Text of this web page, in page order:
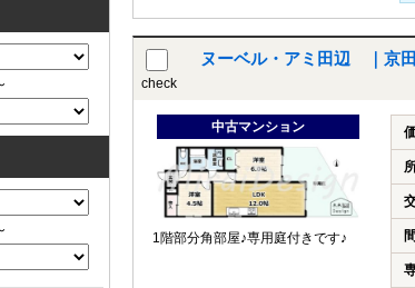
check
ヌーベル・アミ田辺 ｜京
中古マンション
1階部分角部屋♪専用庭付きです♪